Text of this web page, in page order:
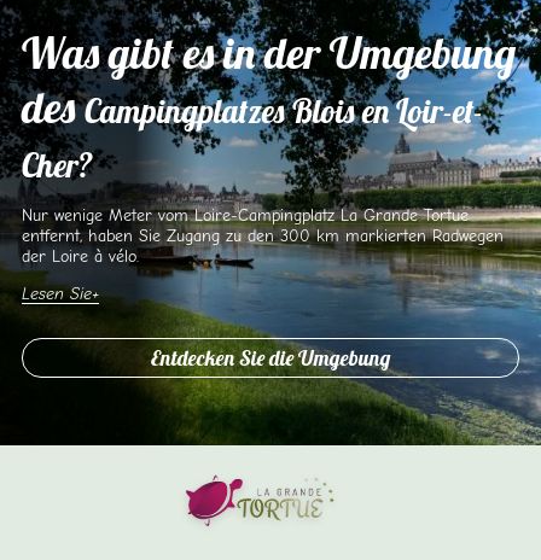
Was gibt es in der Umgebung
desCampingplatzes Blois en Loir-et-
Cher?
Nur wenige Meter vom Loire-Campingplatz La Grande Tortue
entfernt, haben Sie Zugang zu den 300 km markierten Radwegen
der Loire à vélo.
Lesen Sie
Entdecken Sie die Umgebung